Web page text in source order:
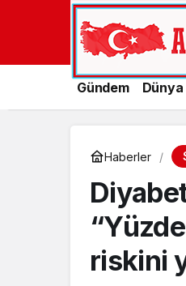
Gündem Dünya
Haberler
riskini